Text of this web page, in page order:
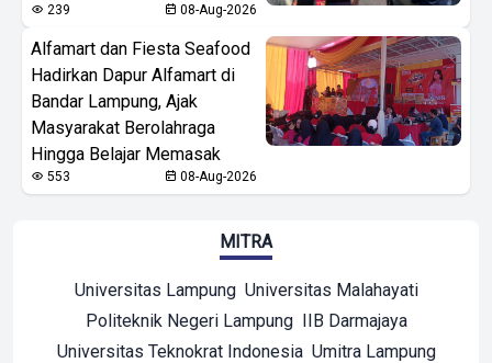
239 08-Aug-2026
Alfamart dan Fiesta Seafood
Hadirkan Dapur Alfamart di
Bandar Lampung, Ajak
Masyarakat Berolahraga
Hingga Belajar Memasak
553 08-Aug-2026
MITRA
Universitas Lampung Universitas Malahayati
Politeknik Negeri Lampung IIB Darmajaya
Universitas Teknokrat Indonesia Umitra Lampung